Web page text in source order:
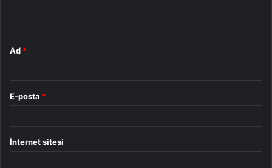
Ad *
E-posta *
İnternet sitesi